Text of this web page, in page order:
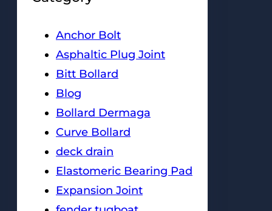
Anchor Bolt
Asphaltic Plug Joint
Bitt Bollard
Blog
Bollard Dermaga
Curve Bollard
deck drain
Elastomeric Bearing Pad
Expansion Joint